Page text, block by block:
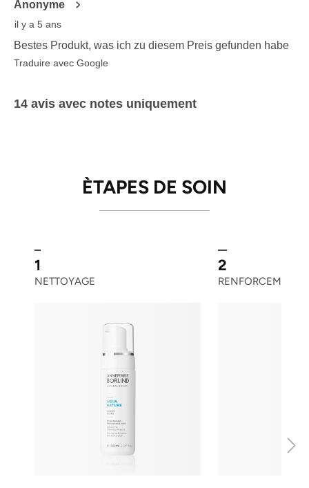
Anonyme
il y a 5 ans
Bestes Produkt, was ich zu diesem Preis gefunden habe
Traduire avec Google
14 avis avec notes uniquement
ÈTAPES DE SOIN
1
NETTOYAGE
2
RENFORCEMENT